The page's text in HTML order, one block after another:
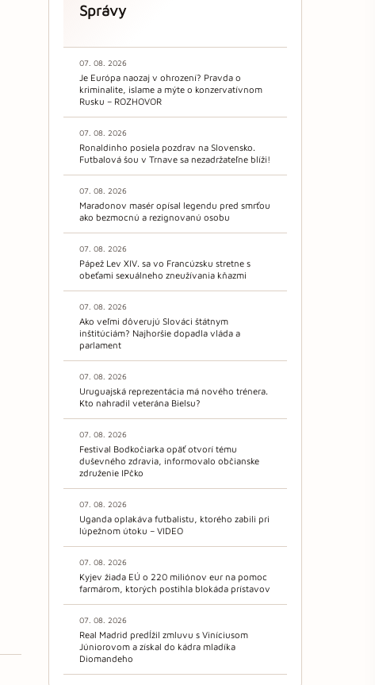
Správy
07. 08. 2026
Je Európa naozaj v ohrození? Pravda o
kriminalite, islame a mýte o konzervatívnom
Rusku – ROZHOVOR
07. 08. 2026
Ronaldinho posiela pozdrav na Slovensko.
Futbalová šou v Trnave sa nezadržateľne blíži!
07. 08. 2026
Maradonov masér opísal legendu pred smrťou
ako bezmocnú a rezignovanú osobu
07. 08. 2026
Pápež Lev XIV. sa vo Francúzsku stretne s
obeťami sexuálneho zneužívania kňazmi
07. 08. 2026
Ako veľmi dôverujú Slováci štátnym
inštitúciám? Najhoršie dopadla vláda a
parlament
07. 08. 2026
Uruguajská reprezentácia má nového trénera.
Kto nahradil veterána Bielsu?
07. 08. 2026
Festival Bodkočiarka opäť otvorí tému
duševného zdravia, informovalo občianske
združenie IPčko
07. 08. 2026
Uganda oplakáva futbalistu, ktorého zabili pri
lúpežnom útoku – VIDEO
07. 08. 2026
Kyjev žiada EÚ o 220 miliónov eur na pomoc
farmárom, ktorých postihla blokáda prístavov
07. 08. 2026
Real Madrid predĺžil zmluvu s Viníciusom
Júniorovom a získal do kádra mladíka
Diomandeho